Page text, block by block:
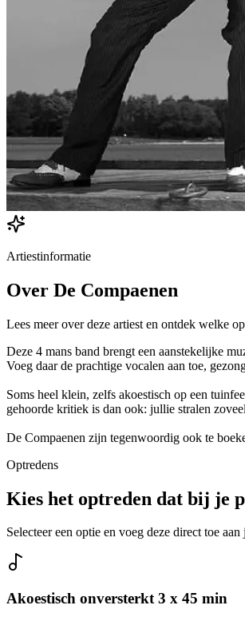
Artiestinformatie
Over De Compaenen
Lees meer over deze artiest en ontdek welke
Deze 4 mans band brengt een aanstekelijke
Voeg daar de prachtige vocalen aan toe,
Soms heel klein, zelfs akoestisch op een
gehoorde kritiek is dan ook: jullie stralen
De Compaenen zijn tegenwoordig ook te
Optredens
Kies het optreden dat bij je
Selecteer een optie en voeg deze direct toe aan
Akoestisch onversterkt 3 x 45 min